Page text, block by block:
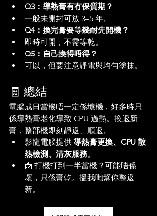
Q3：導熱膏有冇保質期？
一般未開封可放 3–5 年。
Q4：換完膏要等幾耐先開機？
即時可開，不需等乾。
Q5：自己換得唔得？
可以，但要注意靜電與均勻塗抹。
🧾 總結
電腦成日當機唔一定係壞機，好多時只
係導熱膏老化導致 CPU 過熱。換返新
膏，整部機即刻靜返、順返。
影龍電腦提供 導熱膏更換、CPU 散
熱檢測、清灰服務。
📩 打機打到一半當機？可能唔係
壞，只係膏乾。搵我哋幫你整返
新。